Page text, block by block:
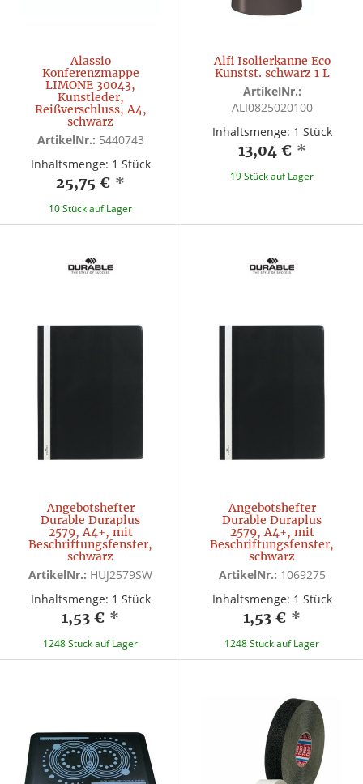
Alassio
Konferenzmappe
LIMONE 30043,
Kunstleder,
Reißverschluss, A4,
schwarz
ArtikelNr.: 5440743
Inhaltsmenge: 1 Stück
25,75 € *
10 Stück auf Lager
Alfi Isolierkanne Eco
Kunstst. schwarz 1 L
ArtikelNr.:
ALI0825020100
Inhaltsmenge: 1 Stück
13,04 € *
19 Stück auf Lager
Angebotshefter
Durable Duraplus
2579, A4+, mit
Beschriftungsfenster,
schwarz
ArtikelNr.: HUJ2579SW
Inhaltsmenge: 1 Stück
1,53 € *
1248 Stück auf Lager
Angebotshefter
Durable Duraplus
2579, A4+, mit
Beschriftungsfenster,
schwarz
ArtikelNr.: 1069275
Inhaltsmenge: 1 Stück
1,53 € *
1248 Stück auf Lager